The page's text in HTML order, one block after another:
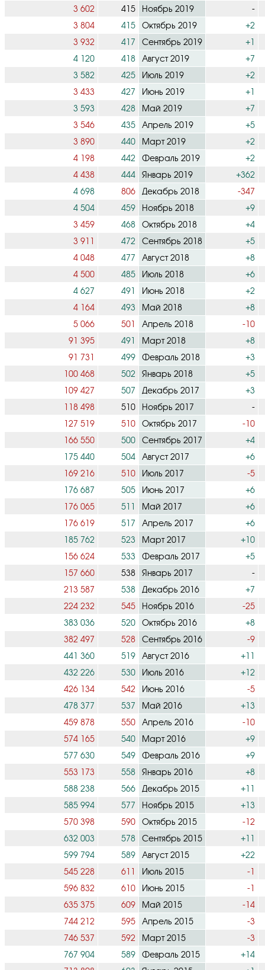
3 602
415 Ноябрь 2019
-
3 804
415 Октябрь 2019
+2
3 932
417 Сентябрь 2019
+1
4 120
418 Август 2019
+7
3 582
425 Июль 2019
+2
3 433
427 Июнь 2019
+1
3 593
428 Май 2019
+7
3 546
435 Апрель 2019
+5
3 890
440 Март 2019
+2
4 198
442 Февраль 2019
+2
4 438
444 Январь 2019
+362
4 698
806 Декабрь 2018
-347
4 504
459 Ноябрь 2018
+9
3 459
468 Октябрь 2018
+4
3 911
472 Сентябрь 2018
+5
4 048
477 Август 2018
+8
4 500
485 Июль 2018
+6
4 627
491 Июнь 2018
+2
4 164
493 Май 2018
+8
5 066
501 Апрель 2018
-10
91 395
491 Март 2018
+8
91 731
499 Февраль 2018
+3
100 468
502 Январь 2018
+5
109 427
507 Декабрь 2017
+3
118 498
510 Ноябрь 2017
-
127 519
510 Октябрь 2017
-10
166 550
500 Сентябрь 2017
+4
175 440
504 Август 2017
+6
169 216
510 Июль 2017
-5
176 687
505 Июнь 2017
+6
176 065
511 Май 2017
+6
176 619
517 Апрель 2017
+6
185 762
523 Март 2017
+10
156 624
533 Февраль 2017
+5
157 660
538 Январь 2017
-
213 587
538 Декабрь 2016
+7
224 232
545 Ноябрь 2016
-25
383 036
520 Октябрь 2016
+8
382 497
528 Сентябрь 2016
-9
441 360
519 Август 2016
+11
432 226
530 Июль 2016
+12
426 134
542 Июнь 2016
-5
478 377
537 Май 2016
+13
459 878
550 Апрель 2016
-10
574 165
540 Март 2016
+9
577 630
549 Февраль 2016
+9
553 173
558 Январь 2016
+8
588 238
566 Декабрь 2015
+11
585 994
577 Ноябрь 2015
+13
570 398
590 Октябрь 2015
-12
632 003
578 Сентябрь 2015
+11
599 794
589 Август 2015
+22
545 228
611 Июль 2015
-1
596 832
610 Июнь 2015
-1
635 375
609 Май 2015
-14
744 212
595 Апрель 2015
-3
746 537
592 Март 2015
-3
767 904
589 Февраль 2015
+14